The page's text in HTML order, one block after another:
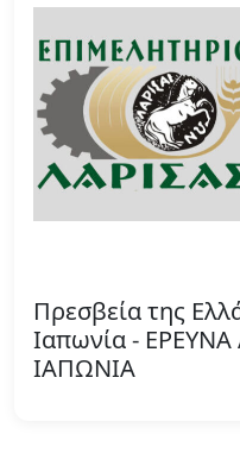
Πρεσβεία της
Ιαπωνία -
ΙΑΠΩΝΙΑ